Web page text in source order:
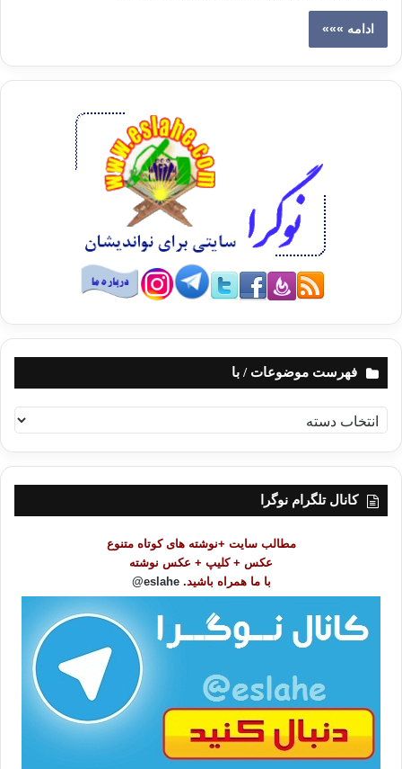
ادامه »»»
فهرست موضوعات / با
ه
ر
کانال تلگرام نوگرا
مطالب سایت +نوشته های کوتاه متنوع
عکس + کلیپ + عکس نوشته
با ما همراه باشید. eslahe@